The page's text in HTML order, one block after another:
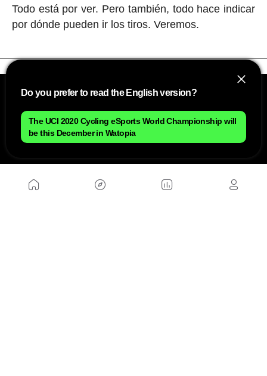
Todo está por ver. Pero también, todo hace indicar
por dónde pueden ir los tiros. Veremos.
Mapa del sitio
Do you prefer to read the English version?
The UCI 2020 Cycling eSports World Championship will
be this December in Watopia